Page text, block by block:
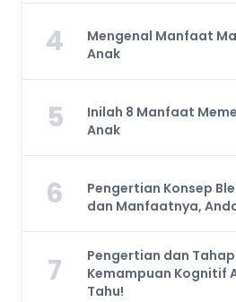
4
Mengenal Manfaat
Anak
5
Inilah 8 Manfaat
Anak
6
Pengertian Konsep
dan Manfaatnya,
7
Pengertian dan
Kemampuan Kognitif
Tahu!